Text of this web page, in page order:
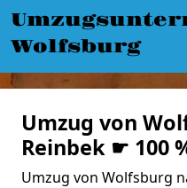
Wolfsburg
Umzug von
Reinbek ☛ 100
Umzug von Wolfsburg